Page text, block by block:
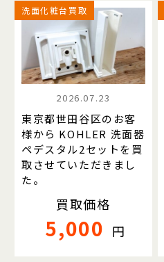
洗面化粧台買取
2026.07.23
東京都世田谷区のお客
様から KOHLER 洗面器
ペデスタル2セットを買
取させていただきまし
た。
買取価格
5,000 円